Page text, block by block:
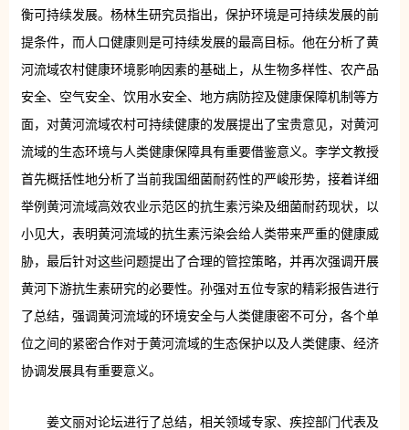
衡可持续发展。杨林生研究员指出，保护环境是可持续发展的前
提条件，而人口健康则是可持续发展的最高目标。他在分析了黄
河流域农村健康环境影响因素的基础上，从生物多样性、农产品
安全、空气安全、饮用水安全、地方病防控及健康保障机制等方
面，对黄河流域农村可持续健康的发展提出了宝贵意见，对黄河
流域的生态环境与人类健康保障具有重要借鉴意义。李学文教授
首先概括性地分析了当前我国细菌耐药性的严峻形势，接着详细
举例黄河流域高效农业示范区的抗生素污染及细菌耐药现状，以
小见大，表明黄河流域的抗生素污染会给人类带来严重的健康威
胁，最后针对这些问题提出了合理的管控策略，并再次强调开展
黄河下游抗生素研究的必要性。孙强对五位专家的精彩报告进行
了总结，强调黄河流域的环境安全与人类健康密不可分，各个单
位之间的紧密合作对于黄河流域的生态保护以及人类健康、经济
协调发展具有重要意义。
姜文丽对论坛进行了总结，相关领域专家、疾控部门代表及